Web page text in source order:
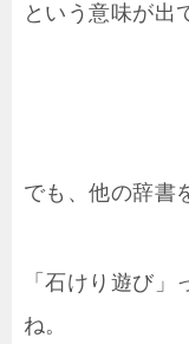
という意味が出
でも、他の辞書
「石けり遊び
ね。